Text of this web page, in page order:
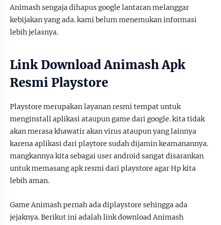
Animash sengaja dihapus google lantaran melanggar
kebijakan yang ada. kami belum menemukan informasi
lebih jelasnya.
Link Download Animash Apk
Resmi Playstore
Playstore merupakan layanan resmi tempat untuk
menginstall aplikasi ataupun game dari google. kita tidak
akan merasa khawatir akan virus ataupun yang lainnya
karena aplikasi dari playtore sudah dijamin keamanannya.
mangkannya kita sebagai user android sangat disarankan
untuk memasang apk resmi dari playstore agar Hp kita
lebih aman.
Game Animash pernah ada diplaystore sehingga ada
jejaknya. Berikut ini adalah link download Animash